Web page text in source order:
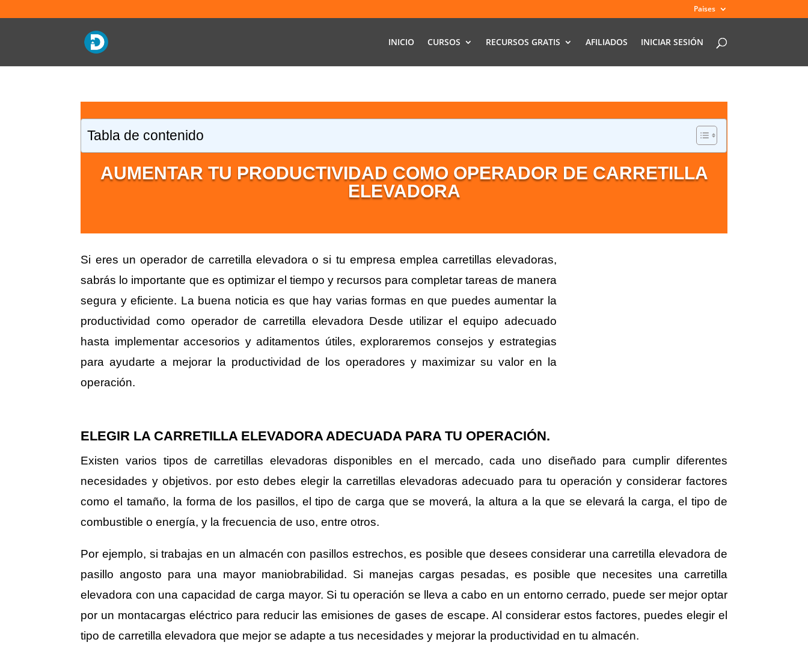
Paises
INICIO CURSOS RECURSOS GRATIS AFILIADOS INICIAR SESIÓN
Tabla de contenido
AUMENTAR TU PRODUCTIVIDAD COMO OPERADOR DE CARRETILLA
ELEVADORA
Si eres un operador de carretilla elevadora o si tu empresa emplea carretillas elevadoras,
sabrás lo importante que es optimizar el tiempo y recursos para completar tareas de manera
segura y eficiente. La buena noticia es que hay varias formas en que puedes aumentar la
productividad como operador de carretilla elevadora Desde utilizar el equipo adecuado
hasta implementar accesorios y aditamentos útiles, exploraremos consejos y estrategias
para ayudarte a mejorar la productividad de los operadores y maximizar su valor en la
operación.
ELEGIR LA CARRETILLA ELEVADORA ADECUADA PARA TU OPERACIÓN.
Existen varios tipos de carretillas elevadoras disponibles en el mercado, cada uno diseñado para cumplir diferentes
necesidades y objetivos. por esto debes elegir la carretillas elevadoras adecuado para tu operación y considerar factores
como el tamaño, la forma de los pasillos, el tipo de carga que se moverá, la altura a la que se elevará la carga, el tipo de
combustible o energía, y la frecuencia de uso, entre otros.
Por ejemplo, si trabajas en un almacén con pasillos estrechos, es posible que desees considerar una carretilla elevadora de
pasillo angosto para una mayor maniobrabilidad. Si manejas cargas pesadas, es posible que necesites una carretilla
elevadora con una capacidad de carga mayor. Si tu operación se lleva a cabo en un entorno cerrado, puede ser mejor optar
por un montacargas eléctrico para reducir las emisiones de gases de escape. Al considerar estos factores, puedes elegir el
tipo de carretilla elevadora que mejor se adapte a tus necesidades y mejorar la productividad en tu almacén.